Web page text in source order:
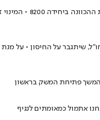
תא"ל עמית סער פרש
שיתגבר על החיסון • על